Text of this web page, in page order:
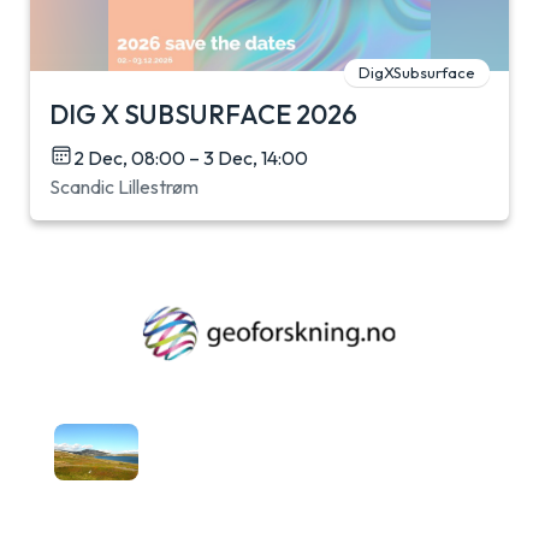
DigXSubsurface
DIG X SUBSURFACE 2026
2 Dec, 08:00 – 3 Dec, 14:00
Scandic Lillestrøm